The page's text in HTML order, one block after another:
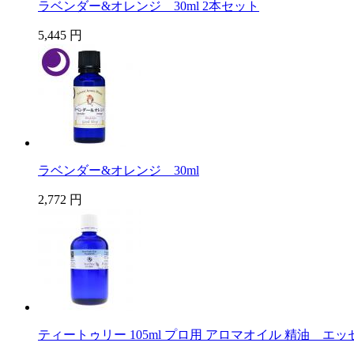
ラベンダー&オレンジ 30ml 2本セット
5,445 円
ラベンダー&オレンジ 30ml
2,772 円
ティートゥリー 105ml プロ用 アロマオイル 精油 エッ